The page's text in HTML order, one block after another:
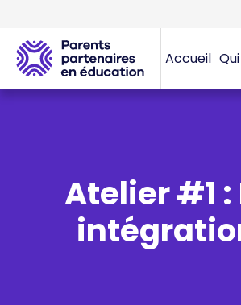
Accueil
Atelier #1